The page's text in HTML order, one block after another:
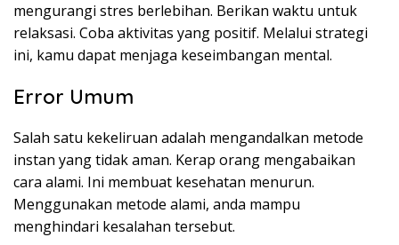
mengurangi stres berlebihan. Berikan waktu untuk
relaksasi. Coba aktivitas yang positif. Melalui strategi
ini, kamu dapat menjaga keseimbangan mental.
Error Umum
Salah satu kekeliruan adalah mengandalkan metode
instan yang tidak aman. Kerap orang mengabaikan
cara alami. Ini membuat kesehatan menurun.
Menggunakan metode alami, anda mampu
menghindari kesalahan tersebut.